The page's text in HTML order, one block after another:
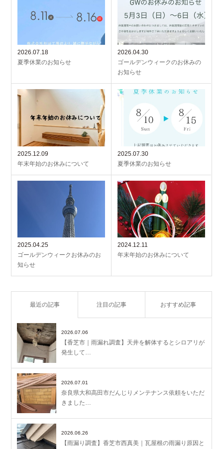
2026.07.18
夏季休業のお知らせ
2026.04.30
ゴールデンウィークのお休みの
お知らせ
2025.12.09
年末年始のお休みについて
2025.07.30
夏季休業のお知らせ
2025.04.25
ゴールデンウィークお休みのお
知らせ
2024.12.11
年末年始のお休みについて
最近の記事 注目の記事 おすすめ記事
2026.07.06
【香芝市｜雨漏れ調査】天井を解体するとシロアリが
発生して…
2026.07.01
奈良県大和高田市だんじりメンテナンス依頼をいただ
きました…
2026.06.26
【雨漏り調査】香芝市西真美｜瓦屋根の雨漏り原因と